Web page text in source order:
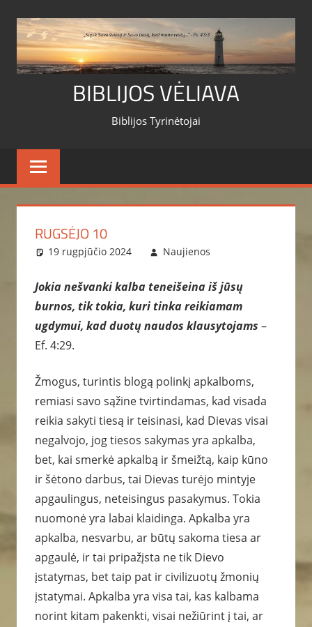
content
BIBLIJOS VĖLIAVA
Biblijos Tyrinėtojai
RUGSĖJO 10
19 rugpjūčio 2024 Naujienos
Jokia nešvanki kalba teneišeina iš jūsų
burnos, tik tokia, kuri tinka reikiamam
ugdymui, kad duotų naudos klausytojams –
Ef. 4:29.
Žmogus, turintis blogą polinkį apkalboms,
remiasi savo sąžine tvirtindamas, kad visada
reikia sakyti tiesą ir teisinasi, kad Dievas visai
negalvojo, jog tiesos sakymas yra apkalba,
bet, kai smerkė apkalbą ir šmeižtą, kaip kūno
ir šėtono darbus, tai Dievas turėjo mintyje
apgaulingus, neteisingus pasakymus. Tokia
nuomonė yra labai klaidinga. Apkalba yra
apkalba, nesvarbu, ar būtų sakoma tiesa ar
apgaulė, ir tai pripažįsta ne tik Dievo
įstatymas, bet taip pat ir civilizuotų žmonių
įstatymai. Apkalba yra visa tai, kas kalbama
norint kitam pakenkti, visai nežiūrint į tai, ar